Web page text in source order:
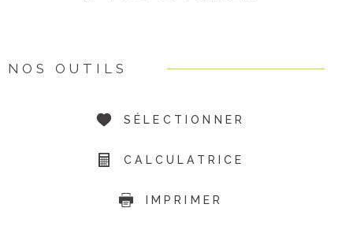
NOS OUTILS
SÉLECTIONNER
CALCULATRICE
IMPRIMER